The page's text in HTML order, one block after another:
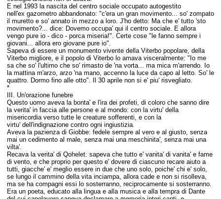
E nel 1993 la nascita del centro sociale occupato autogestito
nell'ex gazometro abbandonato: "c'era un gran movimento... so' zompato
il muretto e so' annato in mezzo a loro. J'ho detto: Ma che e' tutto 'sto
movimento?... dice: Dovemo occupa' qui il centro sociale. E allora
vengo pure io - dico - porca miseria!". Certe cose "le fanno sempre i
giovani... allora ero giovane pure io".
Sapeva di essere un monumento vivente della Viterbo popolare, della
Viterbo migliore, e il popolo di Viterbo lo amava visceralmente: "Io me
sa che so' l'ultimo che so' rimasto de 'na vorta... ma mica m'arrendo. Io
la mattina m'arzo, arzo 'na mano, accenno la luce da capo al letto. So' le
quattro. Dormo fino alle otto". Il 30 aprile non si e' piu' risvegliato.
*
III. Un'orazione funebre
Questo uomo aveva la bonta' e l'ira dei profeti, di coloro che sanno dire
la verita' in faccia alle persone e al mondo: con la virtu' della
misericordia verso tutte le creature sofferenti, e con la
virtu' dell'indignazione contro ogni ingiustizia.
Aveva la pazienza di Giobbe: fedele sempre al vero e al giusto, senza
mai un cedimento al male, senza mai una meschinita', senza mai una
vilta'.
Recava la verita' di Qohelet: sapeva che tutto e' vanita' di vanita' e fame
di vento, e che proprio per questo e' dovere di ciascuno recare aiuto a
tutti, giacche' e' meglio essere in due che uno solo, poiche' chi e' solo,
se lungo il cammino della vita inciampa, allora cade e non si risolleva,
ma se ha compagni essi lo sosterranno, reciprocamente si sosterranno.
Era un poeta, educato alla lingua e alla musica e alla tempra di Dante